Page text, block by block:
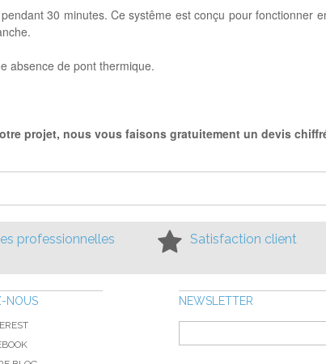
30 minutes. Ce systême est conçu pour fonctionner
absence de pont thermique.
projet, nous vous faisons gratuitement un devis
professionnelles Satisfaction client
NEWSLETTER
NOUS